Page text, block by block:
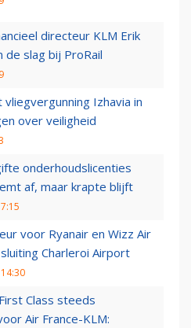
directeur KLM Erik
de slag bij ProRail
vliegvergunning Izhavia in
over veiligheid
onderhoudslicenties
af, maar krapte blijft
voor Ryanair en Wizz Air
Charleroi Airport
Class steeds
Air France-KLM: